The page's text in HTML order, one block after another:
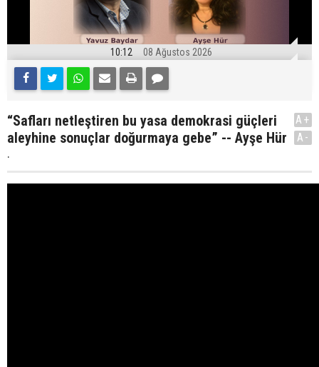
10:12 08 Ağustos 2026
“Safları netleştiren bu yasa demokrasi güçleri
aleyhine sonuçlar doğurmaya gebe” -- Ayşe Hür
.
A+
A-